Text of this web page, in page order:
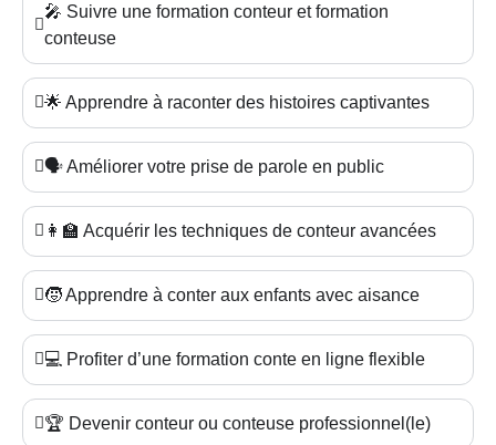
🎤 Suivre une formation conteur et formation
conteuse
🌟 Apprendre à raconter des histoires captivantes
🗣️ Améliorer votre prise de parole en public
👩‍🏫 Acquérir les techniques de conteur avancées
🧒 Apprendre à conter aux enfants avec aisance
💻 Profiter d’une formation conte en ligne flexible
🏆 Devenir conteur ou conteuse professionnel(le)